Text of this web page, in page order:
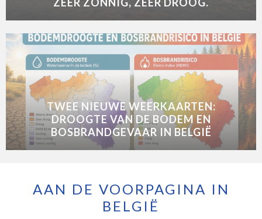
TWEE NIEUWE WEERKAARTEN:
DROOGTE VAN DE BODEM EN
BOSBRANDGEVAAR IN BELGIË
AAN DE VOORPAGINA IN
BELGIË